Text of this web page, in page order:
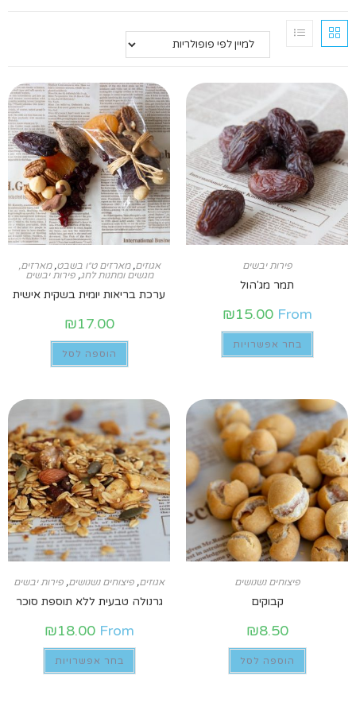
פירות יבשים
תמר מג'הול
From
₪15.00
בחר אפשרויות
אגוזים,מארזים ט״ו בשבט,מארזים,
מגשים ומתנות לחג,פירות יבשים
ערכת בריאות יומית בשקית אישית
₪17.00
הוספה לסל
פיצוחים נשנושים
קבוקים
₪8.50
הוספה לסל
אגוזים, פיצוחים נשנושים, פירות יבשים
גרנולה טבעית ללא תוספת סוכר
From
₪18.00
בחר אפשרויות